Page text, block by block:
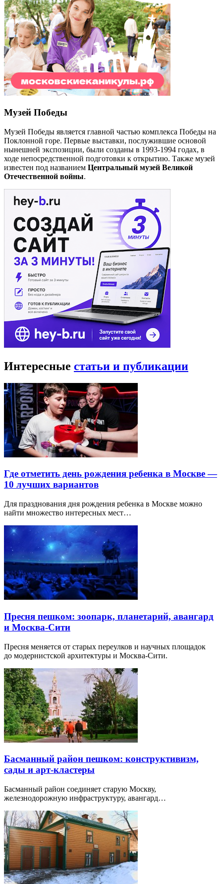
Музей Победы
Музей Победы является главной частью комплекса Победы на
Поклонной горе. Первые выставки, послужившие основой
нынешней экспозиции, были созданы в 1993-1994 годах, в
ходе непосредственной подготовки к открытию. Также музей
известен под названием Центральный музей Великой
Отечественной войны.
Интересные статьи и публикации
Где отметить день рождения ребенка в Москве —
10 лучших вариантов
Для празднования дня рождения ребенка в Москве можно
найти множество интересных мест…
Пресня пешком: зоопарк, планетарий, авангард
и Москва-Сити
Пресня меняется от старых переулков и научных площадок
до модернистской архитектуры и Москва-Сити.
Басманный район пешком: конструктивизм,
сады и арт-кластеры
Басманный район соединяет старую Москву,
железнодорожную инфраструктуру, авангард…